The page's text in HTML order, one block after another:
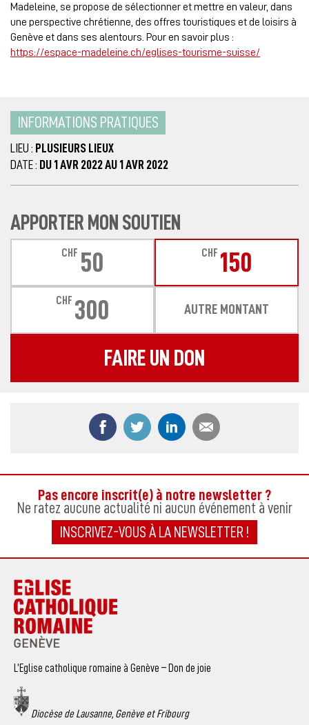
Madeleine, se propose de sélectionner et mettre en valeur, dans
une perspective chrétienne, des offres touristiques et de loisirs à
Genève et dans ses alentours. Pour en savoir plus :
https://espace-madeleine.ch/eglises-tourisme-suisse/
INFORMATIONS PRATIQUES
LIEU : PLUSIEURS LIEUX
DATE : DU 1 AVR 2022 AU 1 AVR 2022
APPORTER MON SOUTIEN
CHF 50 CHF 150
CHF 300 AUTRE MONTANT
FAIRE UN DON
Partager ce contenu sur Facebook
Partager ce contenu sur Twitter
Partager ce contenu
Pas encore inscrit(e) à notre newsletter ?
Ne ratez aucune actualité ni aucun événement à venir
INSCRIVEZ-VOUS À LA NEWSLETTER !
L’Eglise catholique romaine à Genève – Don de joie
Diocèse de Lausanne, Genève et Fribourg